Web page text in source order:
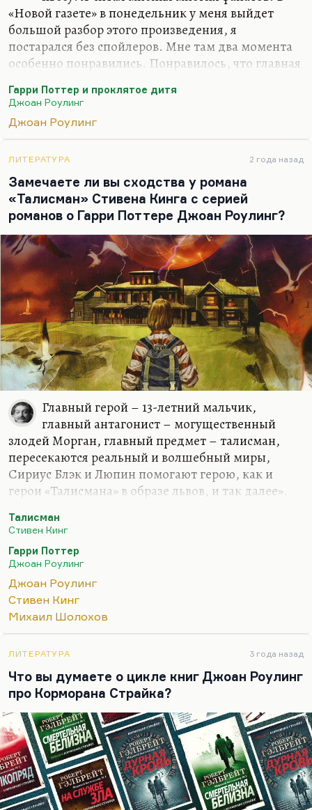
«Новой газете» в понедельник у меня выйдет
большой разбор этого произведения, я
постарался без спойлеров. Мне там два момента
особенно понравились. Понравилось, что главная
Миледи не было. Не сочтите это за спойлер, это
для меня важно. Ну и потом, какие спойлеры?
Всё это давно напечатано в Сети.
Что касается второго важного для меня открытия.
бессилия, когда ты понимаешь, что ты хочешь
мальчика своего или девочку защитить от боли, а
Дамблдор с портрета отвечает: «Боль должна
прийти. И она придёт». И тогда почти
буквально…
Гарри Поттер и проклятое дитя
Джоан Роулинг
Джоан Роулинг
ЛИТЕРАТУРА 2 года назад
Замечаете ли вы сходства у романа
«Талисман» Стивена Кинга с серией
романов о Гарри Поттере Джоан Роулинг?
Главный герой – 13-летний мальчик,
главный антагонист – могущественный
злодей Морган, главный предмет – талисман,
пересекаются реальный и волшебный миры,
Сириус Блэк и Люпин помогают герою, как и
герои «Талисмана» в образе львов, и так далее».
Понимаете, вы обратили внимание на
пропповские механизмы или на юнговские
архетипы. В каждой сказке у героя есть
волшебный помощник, в каждой сказке ему
противостоит абсолютное зло. В каждой сказке
герой, как правило, сиротка, чтобы усугубить его
одиночество. Конечно, Роулинг опиралась при
на «Копперфильда», Шарлотту Бронте и на ее
героинь. Вообще, она такой синтез всех сестер
Бронте: влияние…
Талисман
Стивен Кинг
Гарри Поттер
Джоан Роулинг
Джоан Роулинг
Стивен Кинг
Михаил Шолохов
ЛИТЕРАТУРА 3 года назад
Что вы думаете о цикле книг Джоан Роулинг
про Корморана Страйка?